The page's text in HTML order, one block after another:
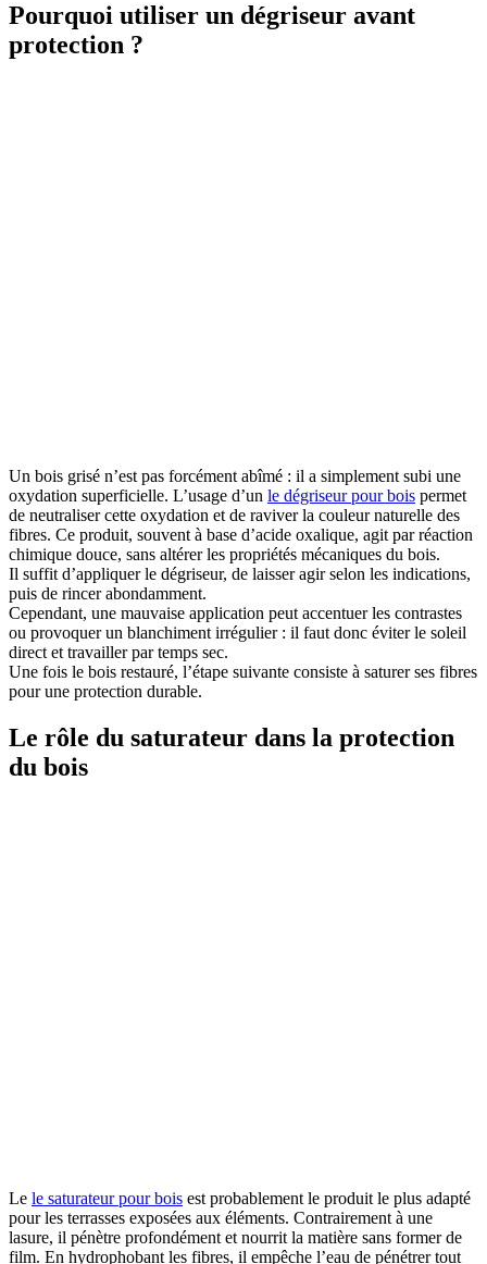
Pourquoi utiliser un dégriseur avant
protection ?
Un bois grisé n’est pas forcément abîmé : il a simplement subi une
oxydation superficielle. L’usage d’un le dégriseur pour bois permet
de neutraliser cette oxydation et de raviver la couleur naturelle des
fibres. Ce produit, souvent à base d’acide oxalique, agit par réaction
chimique douce, sans altérer les propriétés mécaniques du bois.
Il suffit d’appliquer le dégriseur, de laisser agir selon les indications,
puis de rincer abondamment.
Cependant, une mauvaise application peut accentuer les contrastes
ou provoquer un blanchiment irrégulier : il faut donc éviter le soleil
direct et travailler par temps sec.
Une fois le bois restauré, l’étape suivante consiste à saturer ses fibres
pour une protection durable.
Le rôle du saturateur dans la protection
du bois
Le le saturateur pour bois est probablement le produit le plus adapté
pour les terrasses exposées aux éléments. Contrairement à une
lasure, il pénètre profondément et nourrit la matière sans former de
film. En hydrophobant les fibres, il empêche l’eau de pénétrer tout